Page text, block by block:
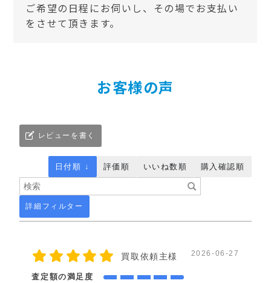
ご希望の日程にお伺いし、その場でお支払い
をさせて頂きます。
お客様の声
レビューを書く
詳細フィルター
日付順 ↓ 評価順 いいね数順 購入確認順
買取依頼主様 2026-06-27
査定額の満足度